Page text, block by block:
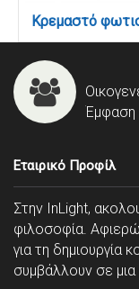
Εταιρικό Προφίλ
Στην InLight,
φιλοσοφία.
για τη δημιουργία
συμβάλλουν σε μια